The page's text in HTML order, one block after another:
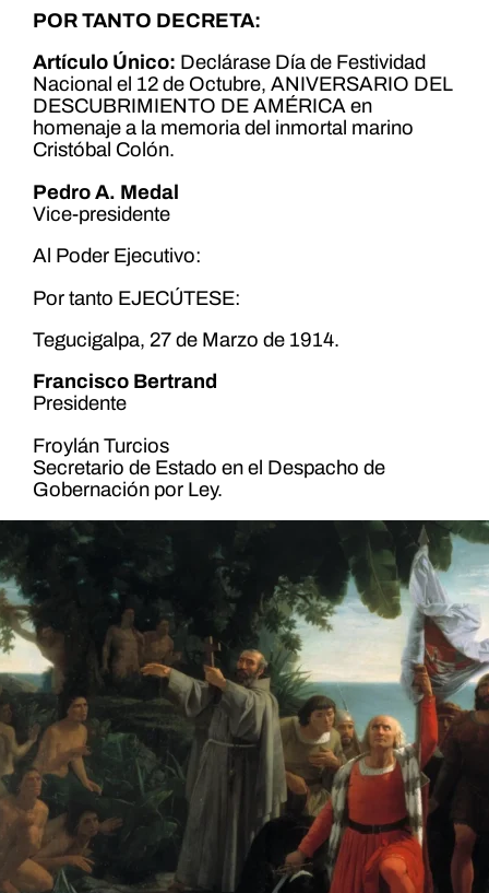
POR TANTO DECRETA:
Artículo Único: Declárase Día de Festividad
Nacional el 12 de Octubre, ANIVERSARIO DEL
DESCUBRIMIENTO DE AMÉRICA en
homenaje a la memoria del inmortal marino
Cristóbal Colón.
Pedro A. Medal
Vice-presidente
Al Poder Ejecutivo:
Por tanto EJECÚTESE:
Tegucigalpa, 27 de Marzo de 1914.
Francisco Bertrand
Presidente
Froylán Turcios
Secretario de Estado en el Despacho de
Gobernación por Ley.